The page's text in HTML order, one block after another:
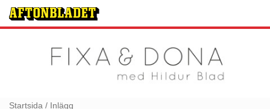
Startsida / Inlägg